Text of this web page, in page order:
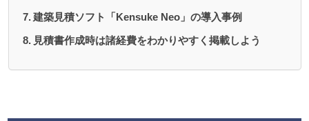
建築見積ソフト「Kensuke Neo」の導入事例
見積書作成時は諸経費をわかりやすく掲載しよう